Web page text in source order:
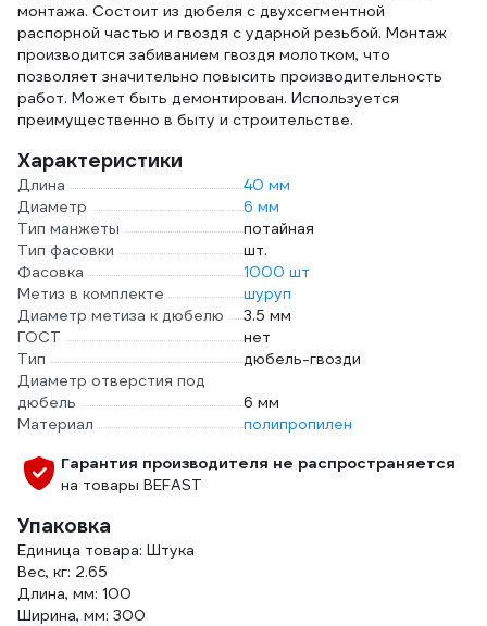
монтажа. Состоит из дюбеля с двухсегментной
распорной частью и гвоздя с ударной резьбой. Монтаж
производится забиванием гвоздя молотком, что
позволяет значительно повысить производительность
работ. Может быть демонтирован. Используется
преимущественно в быту и строительстве.
Характеристики
Длина
40 мм
Диаметр
6 мм
Тип манжеты
потайная
Тип фасовки
шт.
Фасовка
1000 шт
Метиз в комплекте
шуруп
Диаметр метиза к дюбелю
3.5 мм
ГОСТ
нет
Тип
дюбель-гвозди
Диаметр отверстия под
дюбель
6 мм
Материал
полипропилен
Гарантия производителя не распространяется
на товары BEFAST
Упаковка
Единица товара: Штука
Вес, кг: 2.65
Длина, мм: 100
Ширина, мм: 300